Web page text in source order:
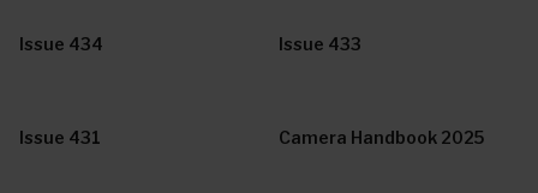
Issue 434 Issue 433
Issue 431 Camera Handbook 2025